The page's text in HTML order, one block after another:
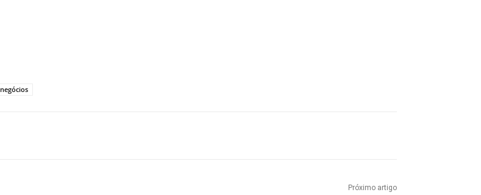
negócios
Próximo artigo